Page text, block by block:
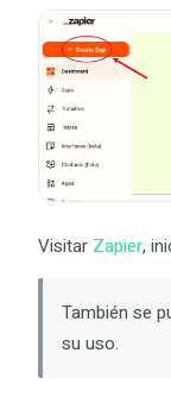
Visitar Zapier,
También se
su uso.